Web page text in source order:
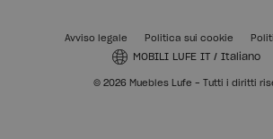
© 2026 Muebles Lufe - Tutti i diritti
Avviso legale Politica sui cookie
MOBILI LUFE IT / Italiano